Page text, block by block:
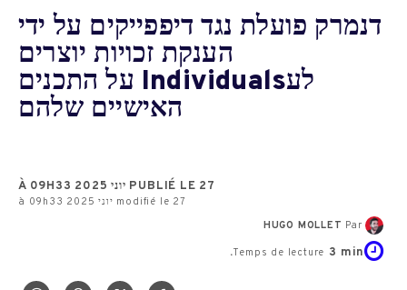
דנמרק פועלת נגד דיפפייקים על ידי
הענקת זכויות יוצרים
לעIndividuals על התכנים
האישיים שלהם
PUBLIÉ LE 27 יוני 2025 À 09H33
modifié le 27 יוני 2025 à 09h33
Par
HUGO MOLLET
Temps de lecture 3 min.